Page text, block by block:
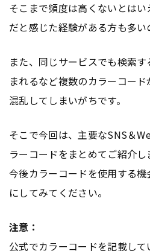
そこまで頻度は高くないとは
だと感じた経験がある方も多い
また、同じサービスでも検索
まれるなど複数のカラーコード
混乱してしまいがちです。
そこで今回は、主要なSNS＆
ラーコードをまとめてご紹介し
今後カラーコードを使用する
にしてみてください。
注意：
公式でカラーコードを記載し